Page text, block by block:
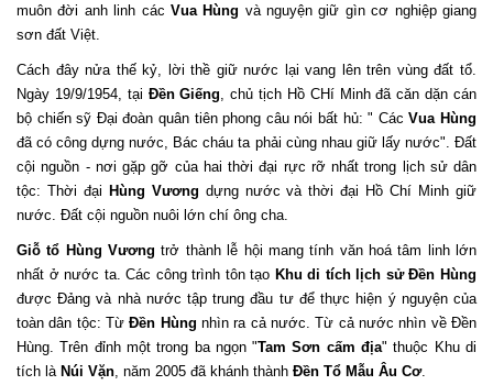
muôn đời anh linh các Vua Hùng và nguyện giữ gìn cơ nghiệp giang
sơn đất Việt.
Cách đây nửa thế kỷ, lời thề giữ nước lại vang lên trên vùng đất tổ.
Ngày 19/9/1954, tại Đền Giếng, chủ tịch Hồ CHí Minh đã căn dặn cán
bộ chiến sỹ Đại đoàn quân tiên phong câu nói bất hủ: " CácVua Hùng
đã có công dựng nước, Bác cháu ta phải cùng nhau giữ lấy nước". Đất
cội nguồn - nơi gặp gỡ của hai thời đại rực rỡ nhất trong lịch sử dân
tộc: Thời đại Hùng Vương dựng nước và thời đại Hồ Chí Minh giữ
nước. Đất cội nguồn nuôi lớn chí ông cha.
Giỗ tổ Hùng Vương trở thành lễ hội mang tính văn hoá tâm linh lớn
nhất ở nước ta. Các công trình tôn tạo Khu di tích lịch sử Đền Hùng
được Đảng và nhà nước tập trung đầu tư để thực hiện ý nguyện của
toàn dân tộc: TừĐền Hùng nhìn ra cả nước. Từ cả nước nhìn về Đền
Hùng. Trên đỉnh một trong ba ngọn "Tam Sơn cấm địa" thuộc Khu di
tích là Núi Vặn, năm 2005 đã khánh thành Đền Tổ Mẫu Âu Cơ.